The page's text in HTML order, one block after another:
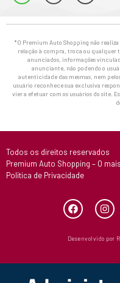
*O Premium Auto Shopping não
relação à compra, troca ou qualquer
anunciados, informações
anunciante, não podendo o
autenticidade das mesmas, nem
usuário reconhece sua exclusiva
vier a efetuar com os usuários do site.
Todos os direitos reservados
Premium Auto Shopping – O
Política de Privacidade
Desenvolvido por